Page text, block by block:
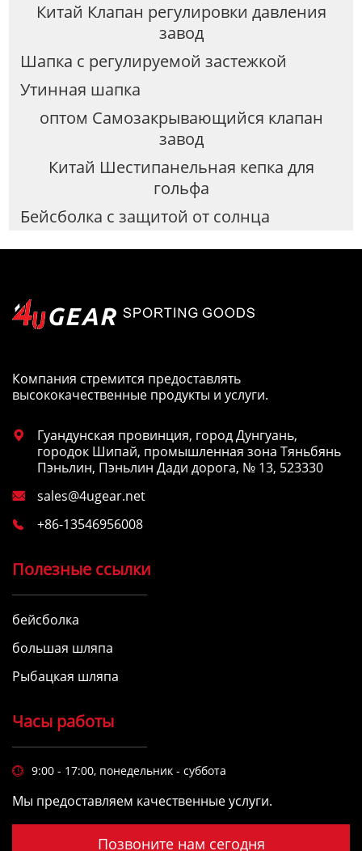
Китай Клапан регулировки давления
завод
Шапка с регулируемой застежкой
Утинная шапка
оптом Самозакрывающийся клапан
завод
Китай Шестипанельная кепка для
гольфа
Бейсболка с защитой от солнца
Компания стремится предоставлять
высококачественные продукты и услуги.

Гуандунская провинция, город Дунгуань,
городок Шипай, промышленная зона Тяньбянь
Пэньлин, Пэньлин Дади дорога, № 13, 523330
 sales@4ugear.net
 +86-13546956008
Полезные ссылки
бейсболка
большая шляпа
Рыбацкая шляпа
Часы работы
 9:00 - 17:00, понедельник - суббота
Мы предоставляем качественные услуги.
Позвоните нам сегодня